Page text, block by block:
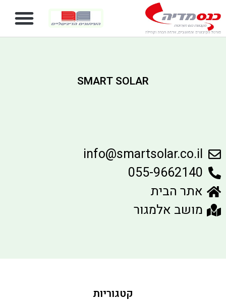
SMART SOLAR
info@smartsolar.co.il
055-9662140
אתר הבית
מושב אלמגור
קטגוריות